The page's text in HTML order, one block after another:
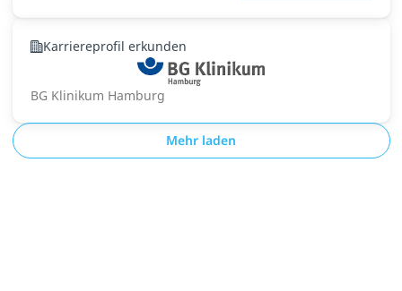
Karriereprofil erkunden
BG Klinikum Hamburg
Mehr laden